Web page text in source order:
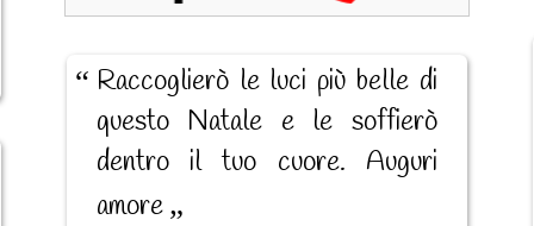
Raccoglierò le luci più belle di
questo Natale e le soffierò
dentro il tuo cuore. Auguri
amore